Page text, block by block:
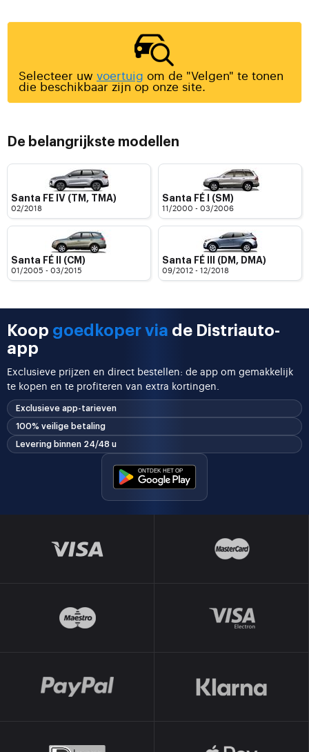
Selecteer uw voertuig om de "Velgen" te tonen
die beschikbaar zijn op onze site.
De belangrijkste modellen
Santa FE IV (TM, TMA)
02/2018
Santa FÉ I (SM)
11/2000 - 03/2006
Santa FÉ II (CM)
01/2005 - 03/2015
Santa FÉ III (DM, DMA)
09/2012 - 12/2018
Koop goedkoper via de Distriauto-
app
Exclusieve prijzen en direct bestellen: de app om gemakkelijk
te kopen en te profiteren van extra kortingen.
Exclusieve app-tarieven
100% veilige betaling
Levering binnen 24/48 u